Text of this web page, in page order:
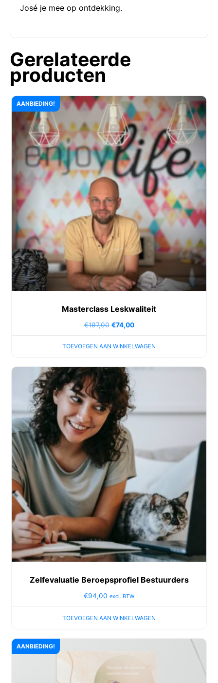
José je mee op ontdekking.
Gerelateerde
producten
AANBIEDING!
Masterclass Leskwaliteit
€197,00 €74,00
TOEVOEGEN AAN WINKELWAGEN
Zelfevaluatie Beroepsprofiel Bestuurders
€94,00 excl. BTW
TOEVOEGEN AAN WINKELWAGEN
AANBIEDING!